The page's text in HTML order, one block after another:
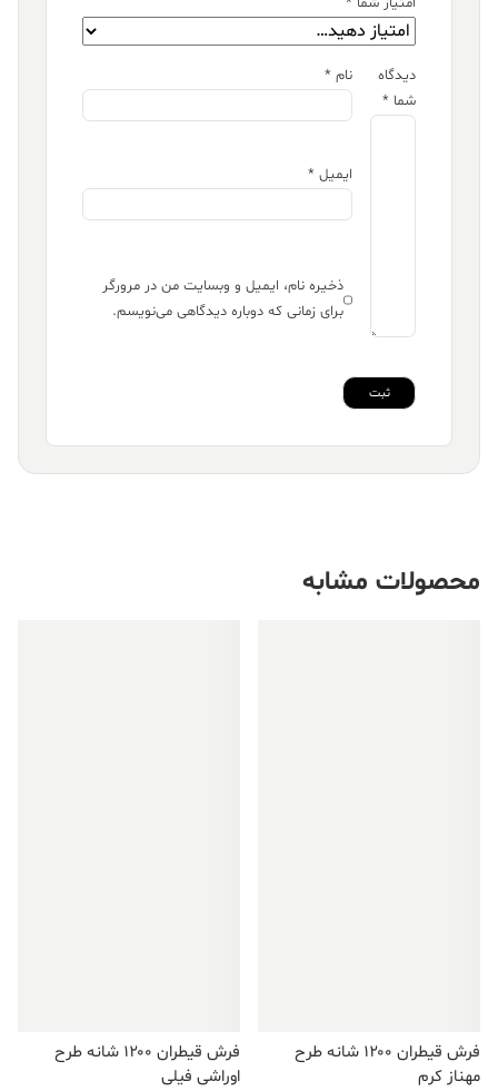
دیدگاه
شما *
نام *
ایمیل *
ذخیره نام، ایمیل و وبسایت من در مرورگر
برای زمانی که دوباره دیدگاهی می‌نویسم.
محصولات مشابه
فرش قیطران ۱۲۰۰ شانه طرح
مهناز کرم
فرش قیطران ۱۲۰۰ شانه طرح
اوراشی فیلی